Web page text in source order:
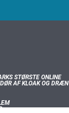
STØRSTE ONLINE
AF KLOAK OG DRÆN